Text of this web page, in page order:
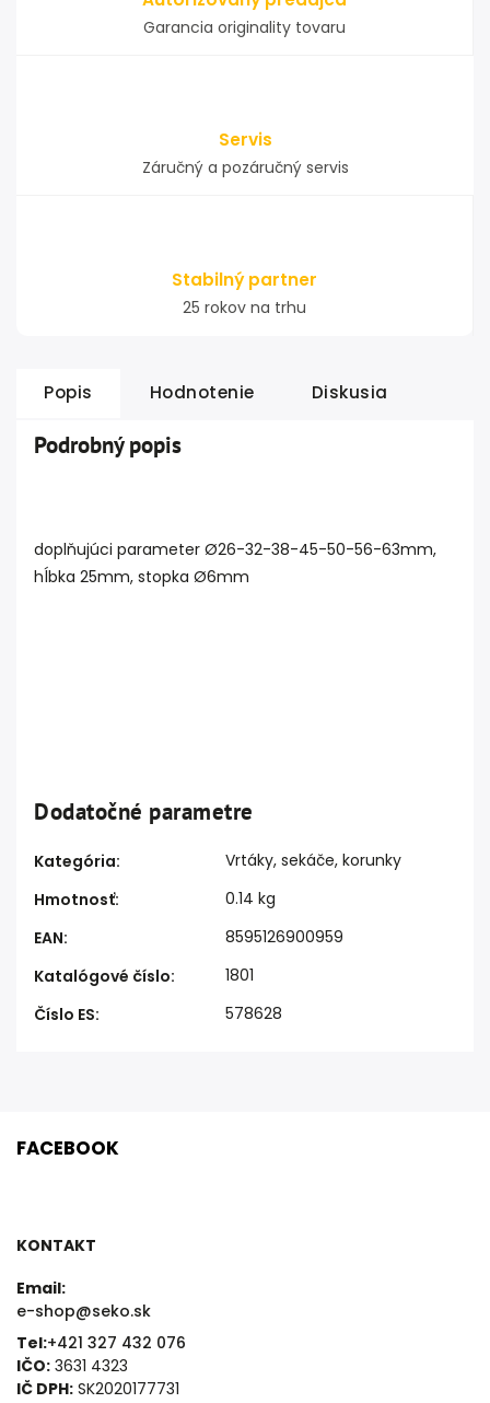
Garancia originality tovaru
Servis
Záručný a pozáručný servis
Stabilný partner
25 rokov na trhu
Popis Hodnotenie Diskusia
Podrobný popis
doplňujúci parameter Ø26-32-38-45-50-56-63mm,
hĺbka 25mm, stopka Ø6mm
Dodatočné parametre
Kategória:
Vrtáky, sekáče, korunky
Hmotnosť:
0.14 kg
EAN:
8595126900959
Katalógové číslo:
1801
Číslo ES: 578628
FACEBOOK
KONTAKT
Email:
e-shop@seko.sk
Tel:+421 327 432 076
IČO: 3631 4323
IČ DPH: SK2020177731